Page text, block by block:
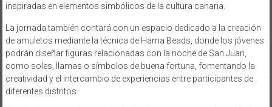
inspiradas en elementos simbólicos de la cultura canaria.
La jornada también contará con un espacio dedicado a la creación
de amuletos mediante la técnica de Hama Beads, donde los jóvenes
podrán diseñar figuras relacionadas con la noche de San Juan,
como soles, llamas o símbolos de buena fortuna, fomentando la
creatividad y el intercambio de experiencias entre participantes de
diferentes distritos.